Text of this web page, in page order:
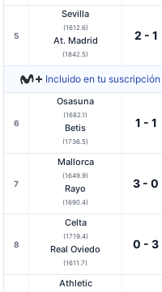
5
Sevilla
(1612.6)
At. Madrid
(1842.5)
2 - 1
Incluido en tu suscripción
6
Osasuna
(1682.1)
Betis
(1736.5)
1 - 1
7
Mallorca
(1649.9)
Rayo
(1690.4)
3 - 0
8
Celta
(1719.4)
Real Oviedo
(1611.7)
0 - 3
Athletic